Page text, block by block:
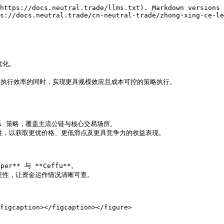
docs.neutral.trade/llms.txt). Markdown versions
docs.neutral.trade/cn-neutral-trade/zhong-xing-
。
效率的同时，实现更具规模效应且成本可控的策略执行。
，覆盖主流公链与核心交易场所。
以获取更优价格、更低滑点及更具竞争力的收益表现。
与 **Ceffu**。
，让资金运作情况清晰可查。
figcaption></figure>